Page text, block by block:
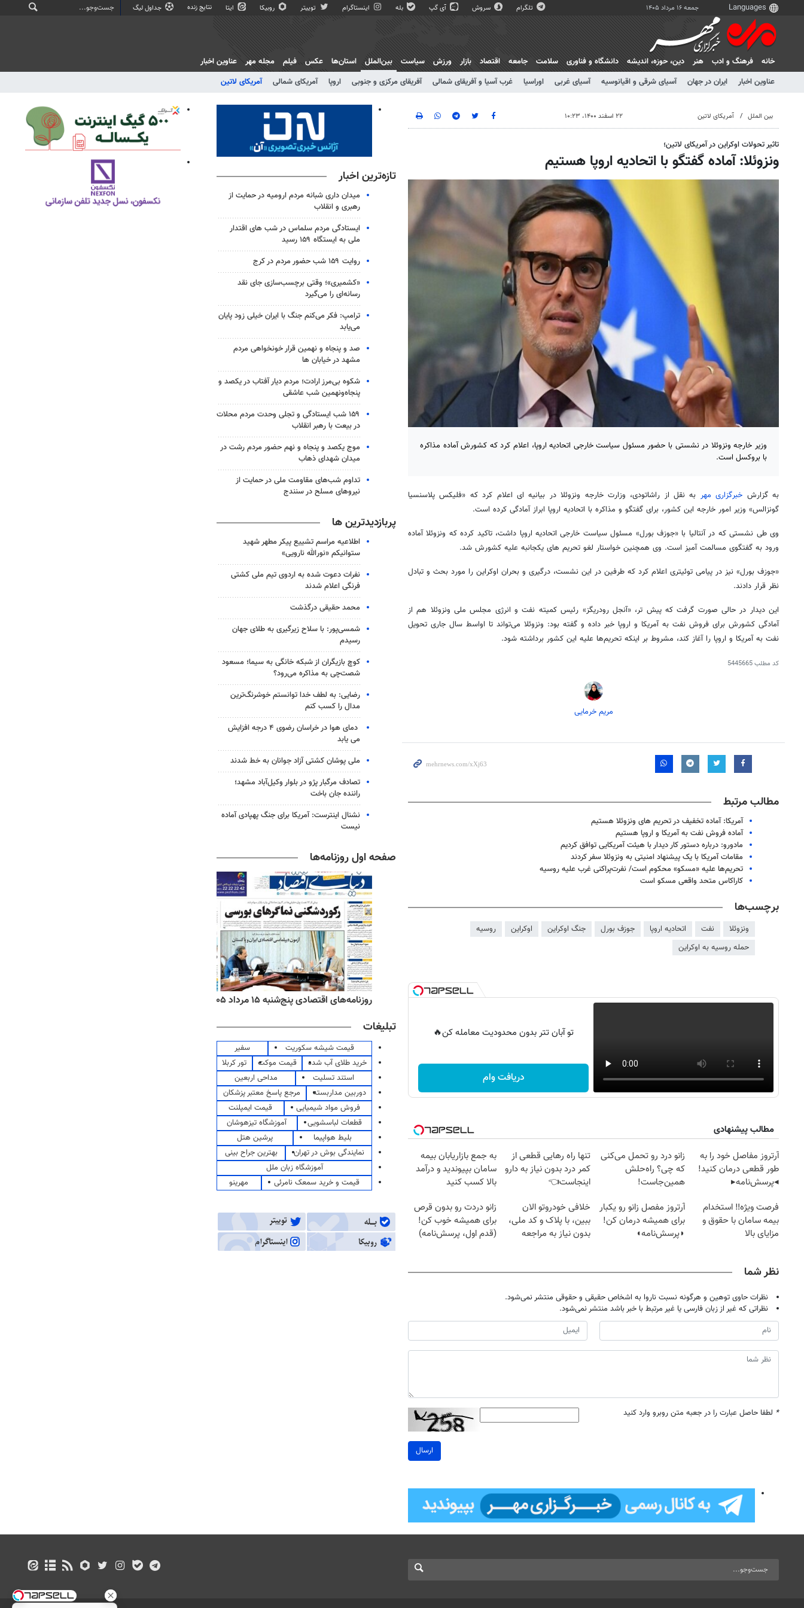
جمعه ۱۶ مرداد ۱۴۰۵ تلگرام سروش آی گپ بله اینستاگرام توییتر روبیکا ایتا نتایج زنده جداول لیگ
خانه فرهنگ و ادب هنر دين، حوزه، انديشه دانشگاه و فناوری سلامت جامعه اقتصاد بازار ورزش سیاست
بین‌الملل
عناوین اخبار
ایران در جهان آسیای شرقی و اقیانوسیه آسیای غربی اوراسیا غرب آسیا و آفریقای شمالی آفریقای مرکزی و جنوبی اروپا آمریکای شمالی آمریکای لاتین
استان‌ها عکس فیلم مجله مهر عناوین اخبار
بین الملل آمریکای لاتین ۲۲ اسفند ۱۴۰۰، ۱۰:۲۳
تاثیر تحولات اوکراین در آمریکای لاتین؛
ونزوئلا: آماده گفتگو با اتحادیه اروپا هستیم
وزیر خارجه ونزوئلا در نشستی با حضور مسئول سیاست خارجی اتحادیه اروپا، اعلام کرد که کشورش آماده مذاکره
با بروکسل است.
به گزارش خبرگزاری مهر به نقل از راشاتودی، وزارت خارجه ونزوئلا در بیانیه ای اعلام کرد که «فلیکس پلاسنسیا
گونزالس» وزیر امور خارجه این کشور، برای گفتگو و مذاکره با اتحادیه اروپا ابراز آمادگی کرده است.
وی طی نشستی که در آنتالیا با «جوزف بورل» مسئول سیاست خارجی اتحادیه اروپا داشت، تاکید کرده که ونزوئلا آماده
ورود به گفتگوی مسالمت آمیز است. وی همچنین خواستار لغو تحریم های یکجانبه علیه کشورش شد.
«جوزف بورل» نیز در پیامی توئیتری اعلام کرد که طرفین در این نشست، درگیری و بحران اوکراین را مورد بحث و تبادل
نظر قرار دادند.
این دیدار در حالی صورت گرفت که پیش تر، «آنجل رودریگز» رئیس کمیته نفت و انرژی مجلس ملی ونزوئلا هم از
آمادگی کشورش برای فروش نفت به آمریکا و اروپا خبر داده و گفته بود: ونزوئلا می‌تواند تا اواسط سال جاری تحویل
نفت به آمریکا و اروپا را آغاز کند، مشروط بر اینکه تحریم‌ها علیه این کشور برداشته شود.
کد مطلب5445665
مریم خرمایی
مطالب مرتبط
آمریکا: آماده تخفیف در تحریم های ونزوئلا هستیم
آماده فروش نفت به آمریکا و اروپا هستیم
مادورو: درباره دستور کار دیدار با هیئت آمریکایی توافق کردیم
مقامات آمریکا با یک پیشنهاد امنیتی به ونزوئلا سفر کردند
تحریم‌ها علیه «مسکو» محکوم است/ نفرت‌پراکنی غرب علیه روسیه
کاراکاس متحد واقعی مسکو است
برچسب‌ها
ونزوئلا نفت اتحادیه اروپا جوزف بورل جنگ اوکراین اوکراین
روسیه
حمله روسیه به اوکراین
تو آبان تتر بدون محدودیت معامله کن🔥
دریافت وام
مطالب پیشنهادی
آرتروز مفاصل خود را به
طور قطعی درمان کنید!
◂پرسش‌نامه▸
زانو درد رو تحمل می‌کنی
که چی؟ راه‌حلش
همین‌جاست!
تنها راه رهایی قطعی از
کمر درد بدون نیاز به دارو
اینجاست👈
به جمع بازاریابان بیمه
سامان بپیوندید و درآمد
بالا کسب کنید
فرصت ویژه‼️ استخدام
بیمه سامان با حقوق و
مزایای بالا
آرتروز مفصل زانو رو یکبار
برای همیشه درمان کن!
◗پرسش‌نامه◖
خلافی خودروتو الان
ببین، با پلاک و کد ملی،
بدون نیاز به مراجعه
زانو دردت رو بدون قرص
برای همیشه خوب کن!
(قدم اول، پرسش‌نامه)
نظر شما
نظرات حاوی توهین و هرگونه نسبت ناروا به اشخاص حقیقی و حقوقی منتشر نمی‌شود.
نظراتی که غیر از زبان فارسی یا غیر مرتبط با خبر باشد منتشر نمی‌شود.
* لطفا حاصل عبارت را در جعبه متن روبرو وارد کنید
ارسال
تازه‌ترین اخبار
میدان داری شبانه مردم ارومیه در حمایت از
رهبری و انقلاب
ایستادگی مردم سلماس در شب های اقتدار
ملی به ایستگاه ۱۵۹ رسید
روایت ۱۵۹ شب حضور مردم در کرج
«کشمیری»؛ وقتی برچسب‌سازی جای نقد
رسانه‌ای را می‌گیرد
ترامپ: فکر می‌کنم جنگ با ایران خیلی زود پایان
می‌یابد
صد و پنجاه و نهمین قرار خونخواهی مردم
مشهد در خیابان ها
شکوه بی‌مرز ارادت؛ مردم دیار آفتاب در یکصد و
پنجاه‌ونهمین شب عاشقی
۱۵۹ شب ایستادگی و تجلی وحدت مردم محلات
در بیعت با رهبر انقلاب
موج یکصد و پنجاه و نهم حضور مردم رشت در
میدان شهدای ذهاب
تداوم شب‌های مقاومت ملی در حمایت از
نیروهای مسلح در سنندج
پربازدیدترین ها
اطلاعیه مراسم تشییع پیکر مطهر شهید
ستوانیکم «نورالله نارویی»
نفرات دعوت شده به اردوی تیم ملی کشتی
فرنگی اعلام شدند
محمد حقیقی درگذشت
شمسی‌پور: با سلاح زیرگیری به طلای جهان
رسیدم
کوچ بازیگران از شبکه خانگی به سیما؛ مسعود
شصت‌چی به مذاکره می‌رود؟
رضایی: به لطف خدا توانستم خوشرنگ‌ترین
مدال را کسب کنم
دمای هوا در خراسان رضوی ۴ درجه افزایش
می یابد
ملی پوشان کشتی آزاد جوانان به خط شدند
تصادف مرگبار پژو در بلوار وکیل‌آباد مشهد؛
راننده جان باخت
نشنال اینترست: آمریکا برای جنگ پهپادی آماده
نیست
صفحه اول روزنامه‌ها
روزنامه‌های صبح پنج‌شنبه ۱۵ مرداد ۱۴۰۵ روزنامه‌های ورزشی پنج‌شنبه ۱۵ مرداد ۱۴۰۵ روزنامه‌های اقتصادی پنج‌شنبه ۱۵ مرداد ۱۴۰۵
تبلیغات
قیمت شیشه سکوریت
سفیر
خرید طلای آب شده
قیمت موکت
تور کربلا
استند تسلیت
مداحی اربعین
دوربین مداربسته
مرجع پاسخ معتبر پزشکان
فروش مواد شیمیایی
قیمت ایمپلنت
قطعات لباسشویی
آموزشگاه تیزهوشان
بلیط هواپیما
پرشین هتل
نمایندگی بوش در تهران
بهترین جراح بینی
آموزشگاه زبان ملل
قیمت و خرید سمعک نامرئی
مهرینو